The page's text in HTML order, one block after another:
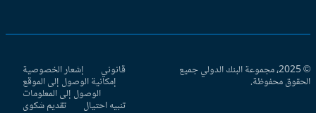
© 2025، مجموعة البنك الدولي جميع
محفوظة.
قانوني إشعار الخصوصية
إمكانية الوصول إلى الموقع
الوصول إلى المعلومات
تنبيه احتيال تقديم شكوى